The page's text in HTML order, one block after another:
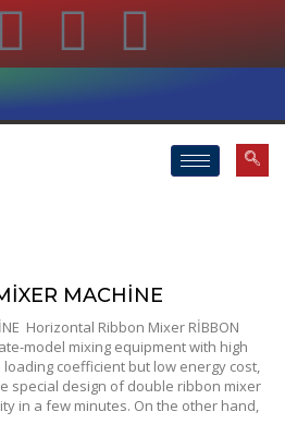
MACHİNE
Horizontal Ribbon Mixer RİBBON
late-model mixing equipment with high
coefficient but low energy cost,
special design of double ribbon mixer
in a few minutes. On the other hand,